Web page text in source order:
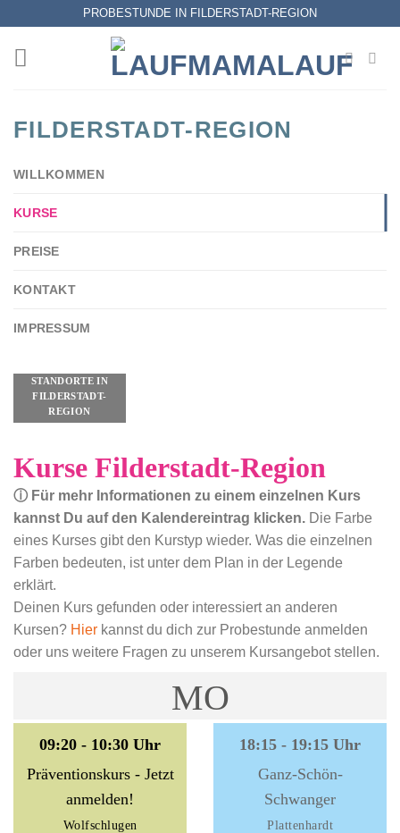
springen
PROBESTUNDE IN FILDERSTADT-REGION
FILDERSTADT-REGION
WILLKOMMEN
KURSE
PREISE
KONTAKT
IMPRESSUM
STANDORTE IN
FILDERSTADT-
REGION
Kurse Filderstadt-Region
ⓘ Für mehr Informationen zu einem einzelnen Kurs
kannst Du auf den Kalendereintrag klicken. Die Farbe
eines Kurses gibt den Kurstyp wieder. Was die einzelnen
Farben bedeuten, ist unter dem Plan in der Legende
erklärt.
Deinen Kurs gefunden oder interessiert an anderen
Kursen? Hier kannst du dich zur Probestunde anmelden
oder uns weitere Fragen zu unserem Kursangebot stellen.
MO
09:20 - 10:30 Uhr
Präventionskurs - Jetzt
anmelden!
Wolfschlugen
18:15 - 19:15 Uhr
Ganz-Schön-
Schwanger
Plattenhardt